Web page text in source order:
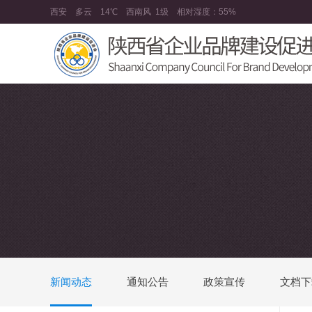
西安 多云 14℃ 西南风 1级 相对湿度： 55%
新闻动态 通知公告 政策宣传 文档